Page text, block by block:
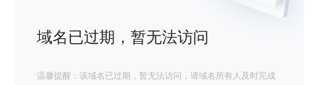
域名已过期，暂无法访问
温馨提醒：该域名已过期，暂无法访问，请域名所有人及时完成